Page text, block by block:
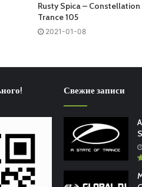
Rusty Spica – Constellation
Trance 105
2021-01-08
Свежие записи